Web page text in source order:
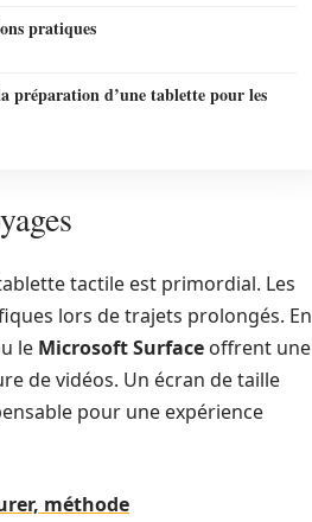
pratiques
préparation d’une tablette pour les
tactile est primordial. Les
lors de trajets prolongés. En
le Microsoft Surface offrent une
de vidéos. Un écran de taille
pour une expérience
méthode